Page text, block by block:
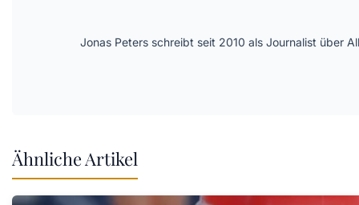
Jonas Peters schreibt seit 2010 als Journalist über
Ähnliche Artikel